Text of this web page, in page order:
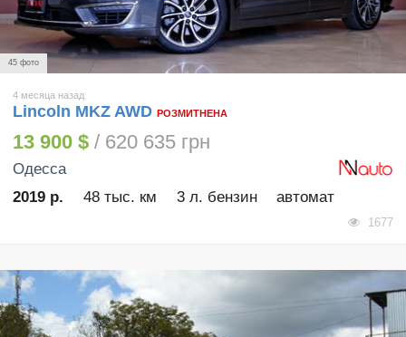
45 фото
4 месяца назад
Lincoln MKZ AWD РОЗМИТНЕНА
13 900 $ / 620 635 грн
Одесса
2019 р.
48 тыс. км 3 л. бензин автомат
1677